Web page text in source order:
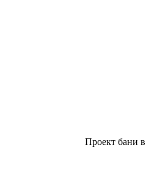
Проект бани в